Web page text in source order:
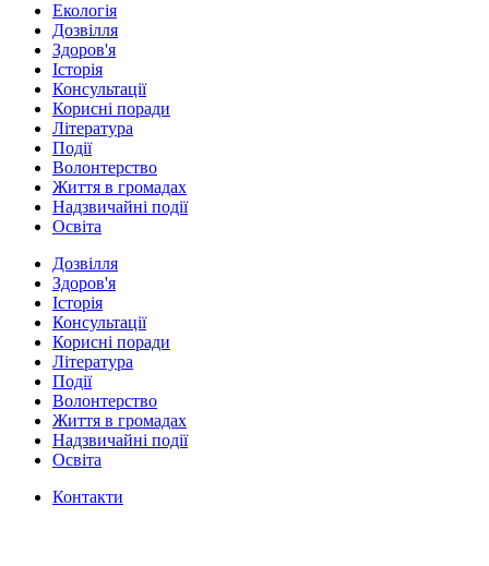
Екологія
Дозвілля
Здоров'я
Історія
Консультації
Корисні поради
Література
Події
Волонтерство
Життя в громадах
Надзвичайні події
Освіта
Дозвілля
Здоров'я
Історія
Консультації
Корисні поради
Література
Події
Волонтерство
Життя в громадах
Надзвичайні події
Освіта
Контакти